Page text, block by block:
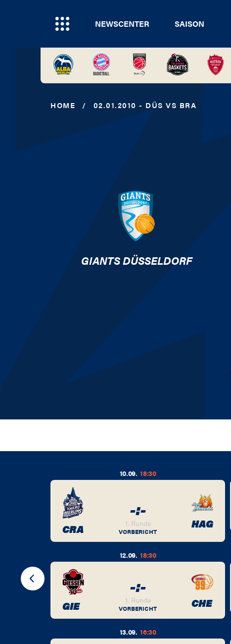
NEWSCENTER SAISON
HOME / 02.01.2010 - DÜS VS BRA
GIANTS DÜSSELDORF
BER
10.09. 18:30
CRA
-:-
1. Runde
VORBERICHT
HAG
12.09. 18:30
GIE
-:-
1. Runde
VORBERICHT CHE
13.09. 16:30